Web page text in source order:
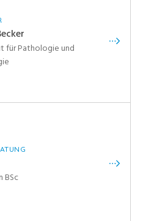
für Pathologie und
BSc